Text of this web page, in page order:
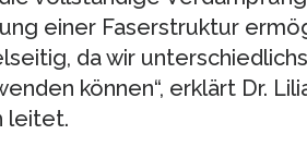
einer Faserstruktur
da wir
können“, erklärt Dr.
leitet.